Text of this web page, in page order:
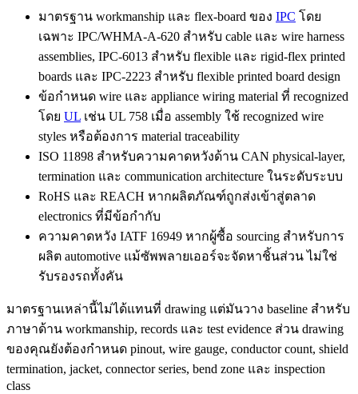
มาตรฐาน workmanship และ flex-board ของ IPC โดย
เฉพาะ IPC/WHMA-A-620 สำหรับ cable และ wire harness
assemblies, IPC-6013 สำหรับ flexible และ rigid-flex printed
boards และ IPC-2223 สำหรับ flexible printed board design
ข้อกำหนด wire และ appliance wiring material ที่ recognized
โดย UL เช่น UL 758 เมื่อ assembly ใช้ recognized wire
styles หรือต้องการ material traceability
ISO 11898 สำหรับความคาดหวังด้าน CAN physical-layer,
termination และ communication architecture ในระดับระบบ
RoHS และ REACH หากผลิตภัณฑ์ถูกส่งเข้าสู่ตลาด
electronics ที่มีข้อกำกับ
ความคาดหวัง IATF 16949 หากผู้ซื้อ sourcing สำหรับการ
ผลิต automotive แม้ซัพพลายเออร์จะจัดหาชิ้นส่วน ไม่ใช่
รับรองรถทั้งคัน
มาตรฐานเหล่านี้ไม่ได้แทนที่ drawing แต่มันวาง baseline สำหรับ
ภาษาด้าน workmanship, records และ test evidence ส่วน drawing
ของคุณยังต้องกำหนด pinout, wire gauge, conductor count, shield
termination, jacket, connector series, bend zone และ inspection
class